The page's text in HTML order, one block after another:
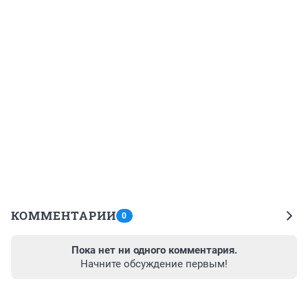
КОММЕНТАРИИ 0
Пока нет ни одного комментария.
Начните обсуждение первым!